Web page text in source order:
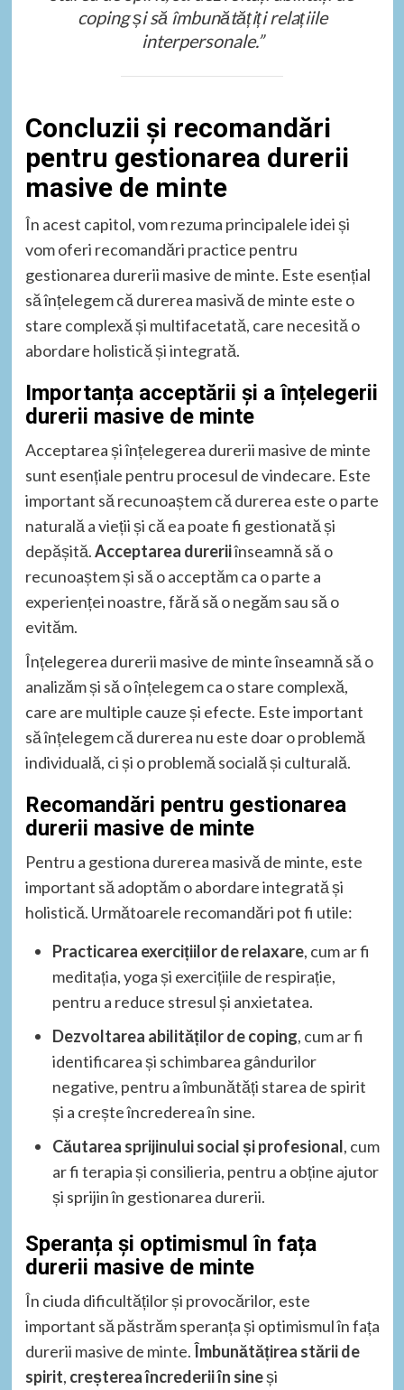
coping și să îmbunătățiți relațiile
interpersonale.”
Concluzii și recomandări
pentru gestionarea durerii
masive de minte
În acest capitol, vom rezuma principalele idei și
vom oferi recomandări practice pentru
gestionarea durerii masive de minte. Este esențial
să înțelegem că durerea masivă de minte este o
stare complexă și multifacetată, care necesită o
abordare holistică și integrată.
Importanța acceptării și a înțelegerii
durerii masive de minte
Acceptarea și înțelegerea durerii masive de minte
sunt esențiale pentru procesul de vindecare. Este
important să recunoaștem că durerea este o parte
naturală a vieții și că ea poate fi gestionată și
depășită.Acceptarea dureriiînseamnă să o
recunoaștem și să o acceptăm ca o parte a
experienței noastre, fără să o negăm sau să o
evităm.
Înțelegerea durerii masive de minte înseamnă să o
analizăm și să o înțelegem ca o stare complexă,
care are multiple cauze și efecte. Este important
să înțelegem că durerea nu este doar o problemă
individuală, ci și o problemă socială și culturală.
Recomandări pentru gestionarea
durerii masive de minte
Pentru a gestiona durerea masivă de minte, este
important să adoptăm o abordare integrată și
holistică. Următoarele recomandări pot fi utile:
Practicarea exercițiilor de relaxare, cum ar fi
meditația, yoga și exercițiile de respirație,
pentru a reduce stresul și anxietatea.
Dezvoltarea abilităților de coping, cum ar fi
identificarea și schimbarea gândurilor
negative, pentru a îmbunătăți starea de spirit
și a crește încrederea în sine.
Căutarea sprijinului social și profesional, cum
ar fi terapia și consilieria, pentru a obține ajutor
și sprijin în gestionarea durerii.
Speranța și optimismul în fața
durerii masive de minte
În ciuda dificultăților și provocărilor, este
important să păstrăm speranța și optimismul în fața
durerii masive de minte.Îmbunătățirea stării de
spirit, creșterea încrederii în sineși